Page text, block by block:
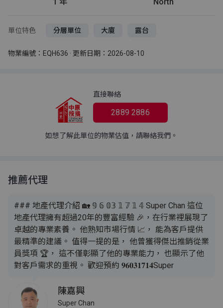
單位特色 分層單位 大廈 露台
物業編號：EQH636 · 更新日期：2026-08-10
直接聯絡
2889 2886
如想了解此單位的物業估值，請聯絡我們。
推薦代理
### 地產代理介紹 🏡 𝟡 𝟞 𝟘𝟛 𝟙 𝟟 𝟙 𝟜 Super Chan 這位
地產代理擁有超過20年的豐富經驗 🎉，在行業裡展現了
卓越的專業素養。 他熟知市場行情 📈， 能為客戶提供
最精準的建議。 值得一提的是， 他曾獲得傑出推銷從業
員獎項 🏆， 這不僅彰顯了他的專業能力， 也顯示了他
對客戶需求的重視。 歡迎預約 𝟗𝟔𝟎𝟑𝟏𝟕𝟏𝟒Super
陳嘉興
Super Chan